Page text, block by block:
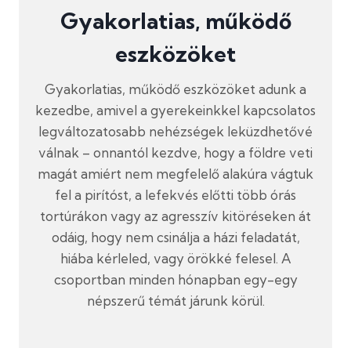
Gyakorlatias, működő
eszközöket
Gyakorlatias, működő eszközöket adunk a
kezedbe, amivel a gyerekeinkkel kapcsolatos
legváltozatosabb nehézségek leküzdhetővé
válnak – onnantól kezdve, hogy a földre veti
magát amiért nem megfelelő alakúra vágtuk
fel a pirítóst, a lefekvés előtti több órás
tortúrákon vagy az agresszív kitöréseken át
odáig, hogy nem csinálja a házi feladatát,
hiába kérleled, vagy örökké felesel. A
csoportban minden hónapban egy-egy
népszerű témát járunk körül.